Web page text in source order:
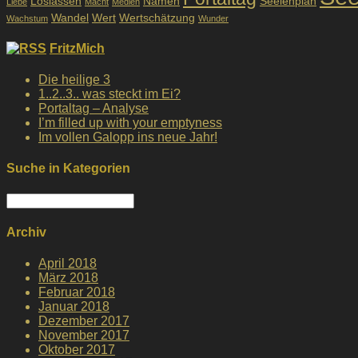
Wachstum Wandel Wert Wertschätzung Wunder
FritzMich
Die heilige 3
1..2..3.. was steckt im Ei?
Portaltag – Analyse
I’m filled up with your emptyness
Im vollen Galopp ins neue Jahr!
Suche in Kategorien
Kategorien
Archiv
April 2018
März 2018
Februar 2018
Januar 2018
Dezember 2017
November 2017
Oktober 2017